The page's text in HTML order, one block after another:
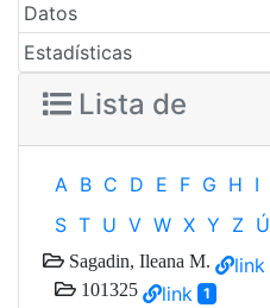
Datos
Estadísticas
Lista de
A B C D E F G H I
S T U V W X Y Z Ú
Sagadin, Ileana M. link
101325 link 1